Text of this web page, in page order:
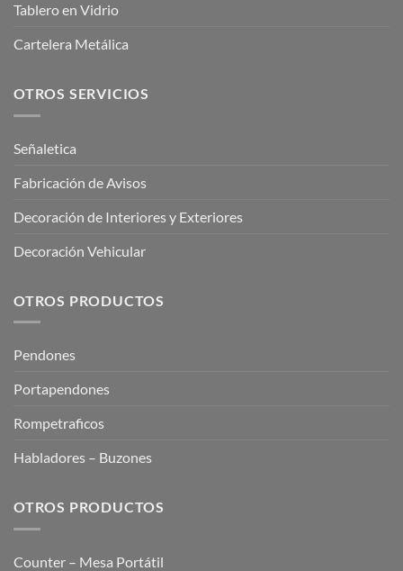
Tablero en Vidrio
Cartelera Metálica
OTROS SERVICIOS
Señaletica
Fabricación de Avisos
Decoración de Interiores y Exteriores
Decoración Vehicular
OTROS PRODUCTOS
Pendones
Portapendones
Rompetraficos
Habladores – Buzones
OTROS PRODUCTOS
Counter – Mesa Portátil